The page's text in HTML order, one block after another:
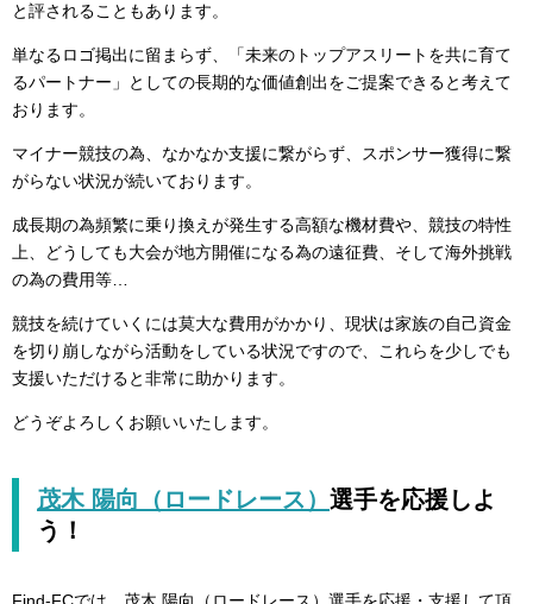
と評されることもあります。
単なるロゴ掲出に留まらず、「未来のトップアスリートを共に育て
るパートナー」としての長期的な価値創出をご提案できると考えて
おります。
マイナー競技の為、なかなか支援に繋がらず、スポンサー獲得に繋
がらない状況が続いております。
成長期の為頻繁に乗り換えが発生する高額な機材費や、競技の特性
上、どうしても大会が地方開催になる為の遠征費、そして海外挑戦
の為の費用等…
競技を続けていくには莫大な費用がかかり、現状は家族の自己資金
を切り崩しながら活動をしている状況ですので、これらを少しでも
支援いただけると非常に助かります。
どうぞよろしくお願いいたします。
茂木 陽向（ロードレース） 選手を応援しよ
う！